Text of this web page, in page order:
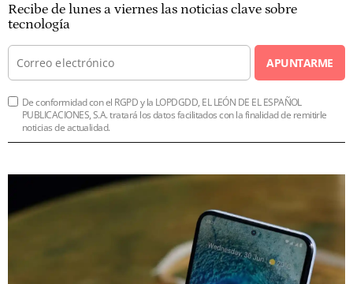
Recibe de lunes a viernes las noticias clave sobre
tecnología
APUNTARME
De conformidad con el RGPD y la LOPDGDD, EL LEÓN DE EL ESPAÑOL
PUBLICACIONES, S.A. tratará los datos facilitados con la finalidad de remitirle
noticias de actualidad.